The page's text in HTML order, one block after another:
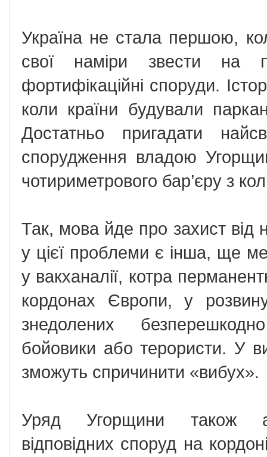
Україна не стала першою,
свої наміри звести на
фортифікаційні споруди.
коли країни будували
Достатньо пригадати
спорудження владою
чотириметрового бар’єру з
Так, мова йде про захист від
у цієї проблеми є інша, ще
у вакханалії, котра
кордонах Європи, у
знедолених
бойовики або терористи. У
зможуть спричинити «вибух».
Уряд Угорщини також
відповідних споруд на